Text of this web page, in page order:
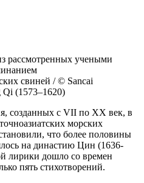
рассмотренных учеными
свиней / © Sancai
Qi (1573–1620)
созданных с VII по XX век, в
морских
что более половины
на династию Цин (1636-
лирики дошло со времен
пять стихотворений.